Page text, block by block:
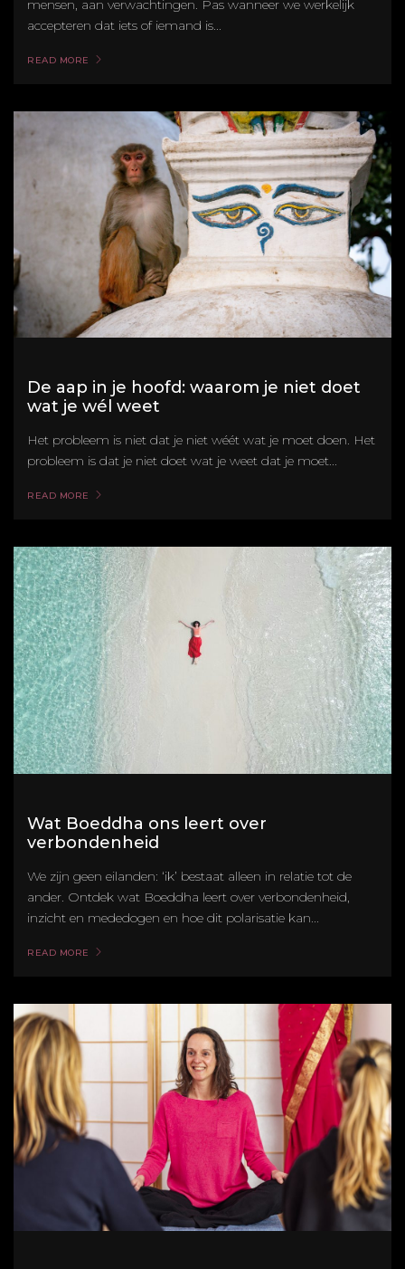
mensen, aan verwachtingen. Pas wanneer we werkelijk
accepteren dat iets of iemand is...
READ MORE
De aap in je hoofd: waarom je niet doet
wat je wél weet
Het probleem is niet dat je niet wéét wat je moet doen. Het
probleem is dat je niet doet wat je weet dat je moet...
READ MORE
Wat Boeddha ons leert over
verbondenheid
We zijn geen eilanden: ‘ik’ bestaat alleen in relatie tot de
ander. Ontdek wat Boeddha leert over verbondenheid,
inzicht en mededogen en hoe dit polarisatie kan...
READ MORE